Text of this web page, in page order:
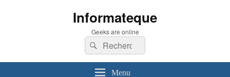
Informateque
Geeks are online
Recherche :
Rechercher
Menu